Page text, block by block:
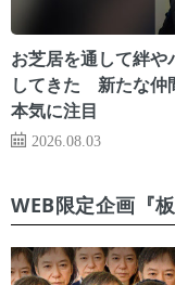
お芝居を通して絆
してきた 新たな仲
本気に注目
2026.08.03
WEB限定企画『